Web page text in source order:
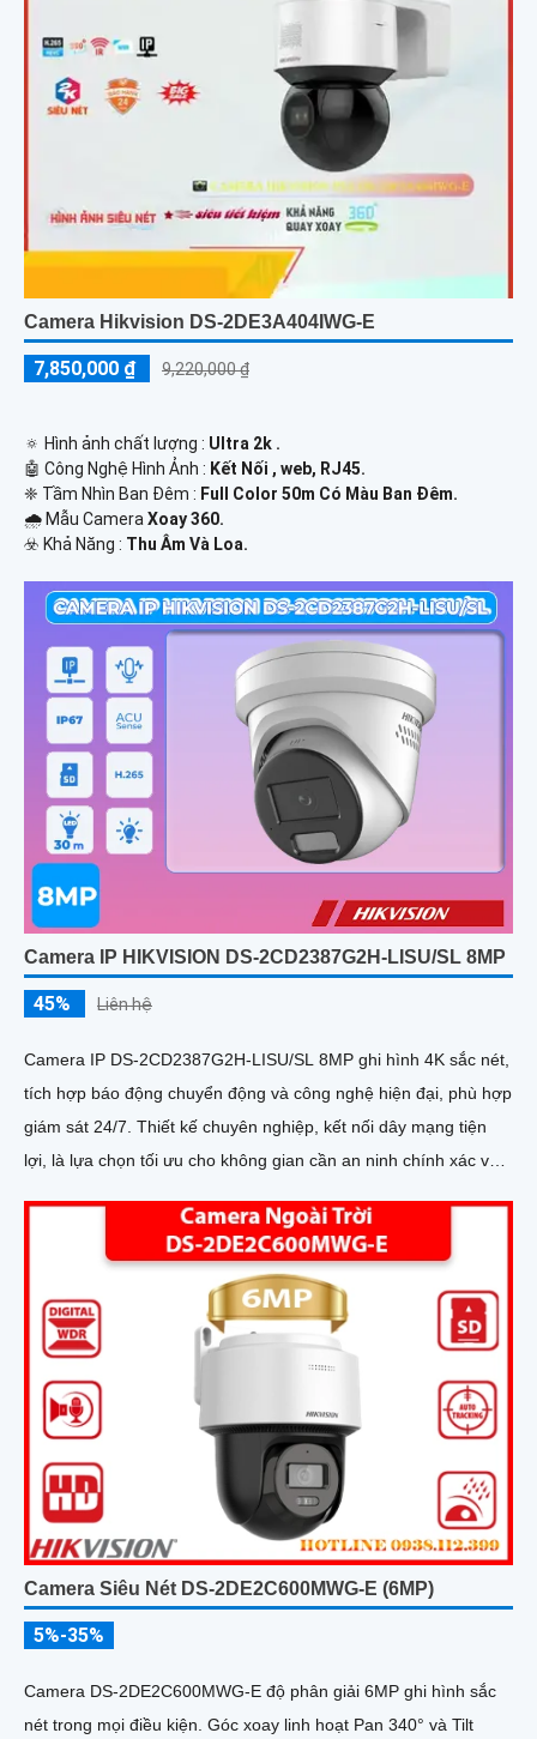
Camera Hikvision DS-2DE3A404IWG-E
7,850,000 ₫ 9,220,000 ₫
🔅 Hình ảnh chất lượng : Ultra 2k .
🤖️ Công Nghệ Hình Ảnh : Kết Nối , web, RJ45.
❈ Tầm Nhìn Ban Đêm : Full Color 50m Có Màu Ban Ðêm.
🌧️ Mẫu CameraXoay 360.
️☣️ Khả Năng : Thu Âm Và Loa.
Camera IP HIKVISION DS-2CD2387G2H-LISU/SL 8MP
45% Liên hệ
Camera IP DS-2CD2387G2H-LISU/SL 8MP ghi hình 4K sắc nét,
tích hợp báo động chuyển động và công nghệ hiện đại, phù hợp
giám sát 24/7. Thiết kế chuyên nghiệp, kết nối dây mạng tiện
lợi, là lựa chọn tối ưu cho không gian cần an ninh chính xác và
Camera Siêu Nét DS-2DE2C600MWG-E (6MP)
5%-35%
Camera DS-2DE2C600MWG-E độ phân giải 6MP ghi hình sắc
nét trong mọi điều kiện. Góc xoay linh hoạt Pan 340° và Tilt